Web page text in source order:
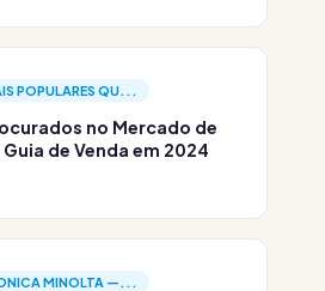
POPULARES QU...
no Mercado de
de Venda em 2024
MINOLTA —...